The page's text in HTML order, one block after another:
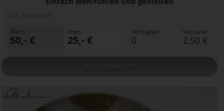
Wert:
50,- €
Preis:
25,- €
Verfügbar:
0
Versand:
2,50 €